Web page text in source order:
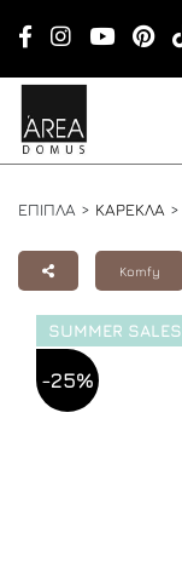
ΕΠΙΠΛΑ > ΚΑΡΕΚΛΑ >
Komfy
SUMMER SALES
-25%